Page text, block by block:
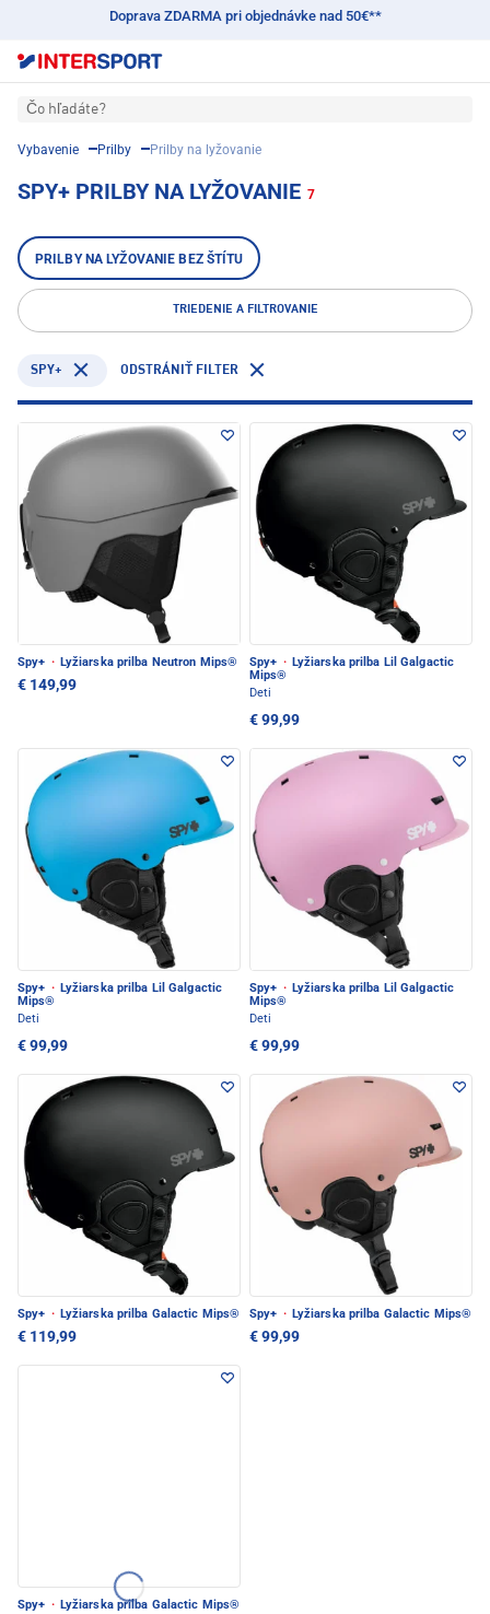
Doprava ZDARMA pri objednávke nad 50€**
Čo hľadáte?
Vybavenie Prilby Prilby na lyžovanie
SPY+ PRILBY NA LYŽOVANIE 7
PRILBY NA LYŽOVANIE BEZ ŠTÍTU
TRIEDENIE A FILTROVANIE
SPY+ ODSTRÁNIŤ FILTER
Spy+ · Lyžiarska prilba Neutron Mips®
€ 149,99
Spy+ · Lyžiarska prilba Lil Galgactic
Mips®
Deti
€ 99,99
Spy+ · Lyžiarska prilba Lil Galgactic
Mips®
Deti
€ 99,99
Spy+ · Lyžiarska prilba Lil Galgactic
Mips®
Deti
€ 99,99
Spy+ · Lyžiarska prilba Galactic Mips®
€ 119,99
Spy+ · Lyžiarska prilba Galactic Mips®
€ 99,99
Spy+ · Lyžiarska prilba Galactic Mips®